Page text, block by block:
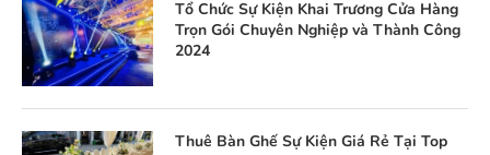
Tổ Chức Sự Kiện Khai Trương Cửa Hàng
Trọn Gói Chuyên Nghiệp và Thành Công
2024
Thuê Bàn Ghế Sự Kiện Giá Rẻ Tại Top